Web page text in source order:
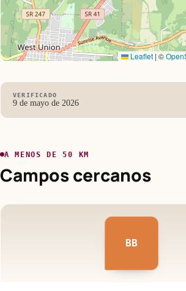
Leaflet | ©
VERIFICADO
9 de mayo de 2026
A MENOS DE 50 KM
Campos cercanos
BB